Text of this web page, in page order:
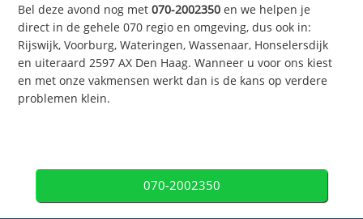
Bel deze avond nog met070-2002350 en we helpen je
direct in de gehele 070 regio en omgeving, dus ook in:
Rijswijk, Voorburg, Wateringen, Wassenaar, Honselersdijk
en uiteraard 2597 AX Den Haag. Wanneer u voor ons kiest
en met onze vakmensen werkt dan is de kans op verdere
problemen klein.
070-2002350